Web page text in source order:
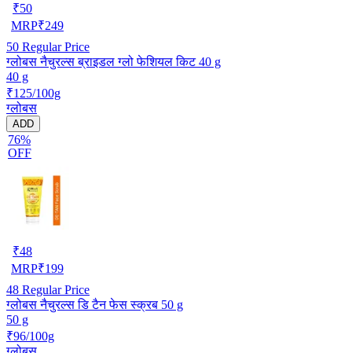
₹50
MRP₹249
50 Regular Price
ग्लोबस नैचुरल्स ब्राइडल ग्लो फेशियल किट 40 g
40 g
₹125/100g
ग्लोबस
ADD
76%
OFF
₹48
MRP₹199
48 Regular Price
ग्लोबस नैचुरल्स डि टैन फेस स्क्रब 50 g
50 g
₹96/100g